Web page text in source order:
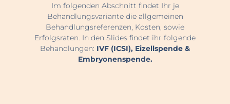
Im folgenden Abschnitt findet Ihr je
Behandlungsvariante die allgemeinen
Behandlungsreferenzen, Kosten, sowie
Erfolgsraten. In den Slides findet ihr folgende
Behandlungen: IVF (ICSI), Eizellspende &
Embryonenspende.